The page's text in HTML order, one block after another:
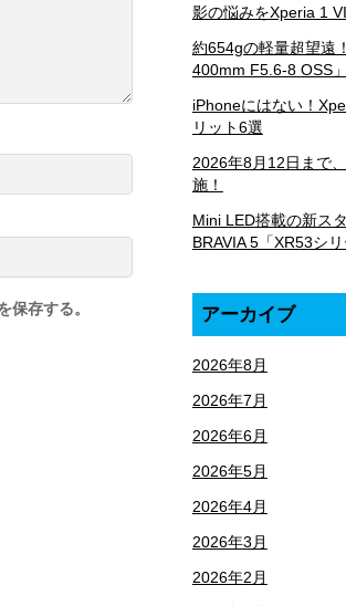
保存する。
影の悩みをXperia 1
約654gの軽量超望遠
400mm F5.6-8 OSS
iPhoneにはない！
リット6選
2026年8月12日まで
施！
Mini LED搭載の新ス
BRAVIA 5「XR53シ
アーカイブ
2026年8月
2026年7月
2026年6月
2026年5月
2026年4月
2026年3月
2026年2月